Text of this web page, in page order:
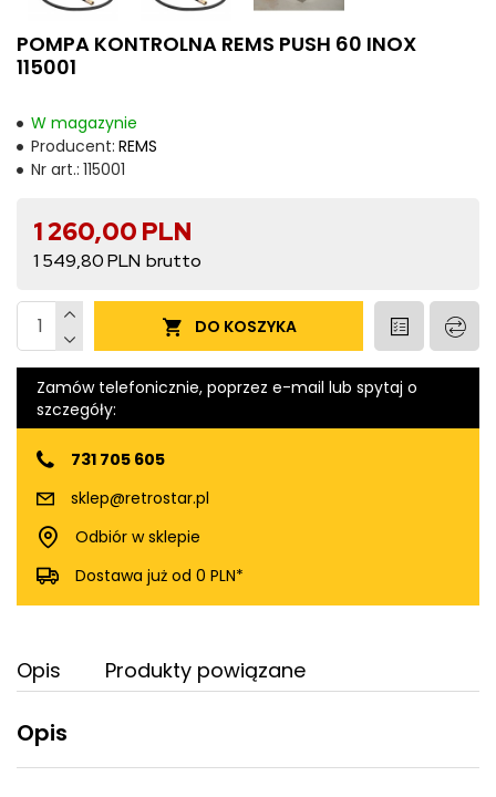
POMPA KONTROLNA REMS PUSH 60 INOX
115001
W magazynie
Producent: REMS
Nr art.: 115001
1 260,00 PLN
1 549,80 PLN
DO KOSZYKA
Zamów telefonicznie, poprzez e-mail lub spytaj o
szczegóły:
731 705 605
sklep@retrostar.pl
Odbiór w sklepie
Dostawa już od 0 PLN*
Opis Produkty powiązane
Opis